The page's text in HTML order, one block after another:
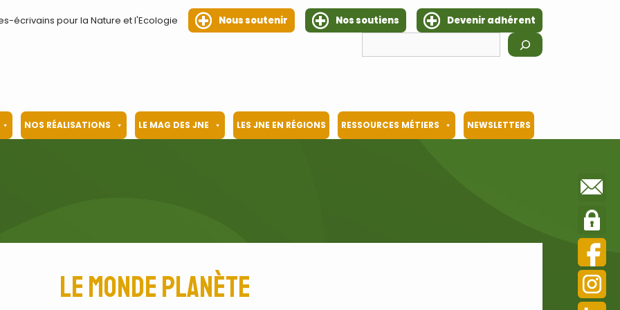
écrivains pour la Nature et l'Ecologie Nous soutenir Nos soutiens
Devenir adhérent
NOS RÉALISATIONS LE MAG DES JNE LES JNE EN RÉGIONS RESSOURCES MÉTIERS NEWSLETTERS
Le Monde Planète